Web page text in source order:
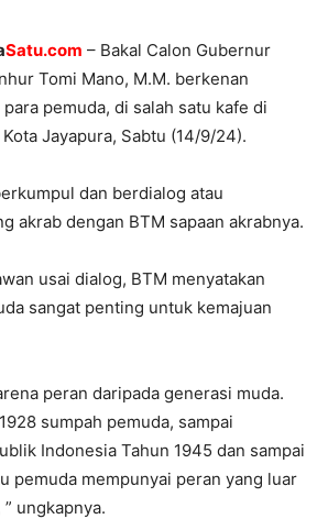
Satu.com – Bakal Calon Gubernur
Tomi Mano, M.M. berkenan
pemuda, di salah satu kafe di
Jayapura, Sabtu (14/9/24).
dan berdialog atau
akrab dengan BTM sapaan akrabnya.
usai dialog, BTM menyatakan
sangat penting untuk kemajuan
peran daripada generasi muda.
sumpah pemuda, sampai
Indonesia Tahun 1945 dan sampai
pemuda mempunyai peran yang luar
ungkapnya.